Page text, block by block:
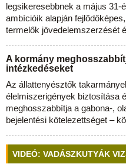
legsikeresebbnek a május 31-
ambícióik alapján
termelők jövedelemszerzését
A kormány
intézkedéseket
Az állattenyésztők
élelmiszerigények biztosítása
meghosszabbítja a gabona-,
bejelentési kötelezettséget –
VIDEÓ: VADÁSZKUTYÁK